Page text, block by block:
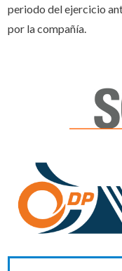
periodo del ejercicio
por la compañía.